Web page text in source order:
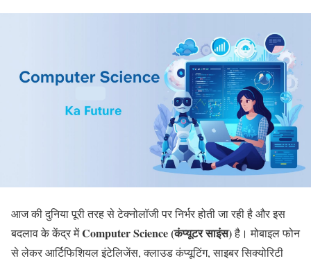
आज की दुनिया पूरी तरह से टेक्नोलॉजी पर निर्भर होती जा रही है और इस
बदलाव के केंद्र मेंComputer Science (कंप्यूटर साइंस)है। मोबाइल फोन
से लेकर आर्टिफिशियल इंटेलिजेंस, क्लाउड कंप्यूटिंग, साइबर सिक्योरिटी